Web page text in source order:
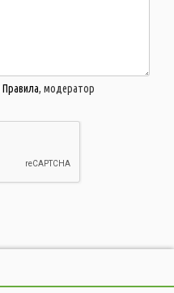
Правила, модератор